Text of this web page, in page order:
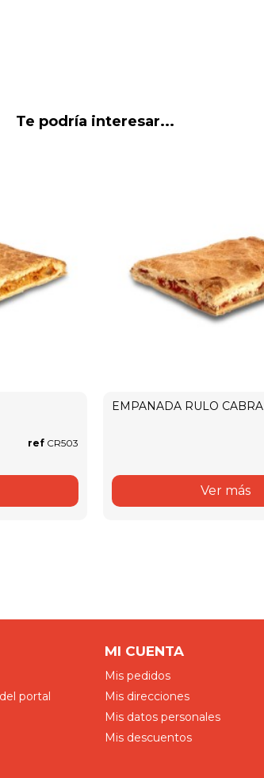
Te podría interesar...
refCR503
EMPANADA RULO CABRA
Ver más
portal
MI CUENTA
Mis pedidos
Mis direcciones
Mis datos personales
Mis descuentos